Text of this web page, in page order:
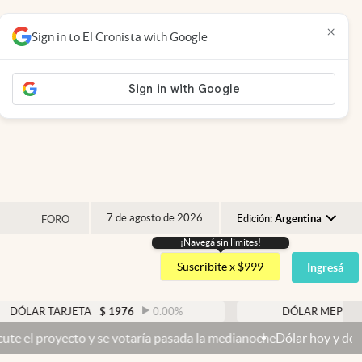
FORO 7 de agosto de 2026 Edición: Argentina
Argentina
España
USA
¡Navegá sin limites!
Suscribite x $999 Ingresá
$ 1976 0.00% DÓLAR MEP $ 1521,52
se votaría pasada la medianocheDólar hoy y dólar blue hoy:
Sign in to El Cronista with Google ×